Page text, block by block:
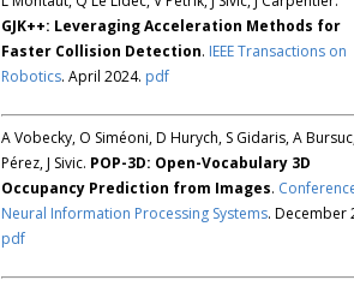
GJK++: Leveraging Acceleration Methods for
Faster Collision Detection. IEEE Transactions on
Robotics. April 2024. pdf
A Vobecky, O Siméoni, D Hurych, S Gidaris, A
Pérez, J Sivic. POP-3D: Open-Vocabulary 3D
Occupancy Prediction from Images.
Neural Information Processing Systems. December
pdf